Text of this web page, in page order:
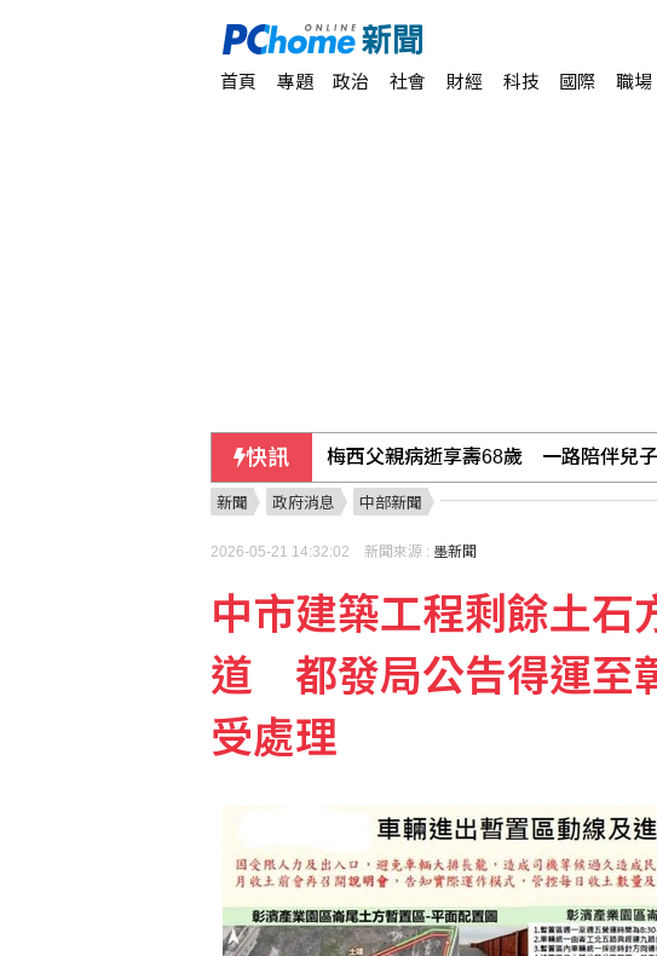
首頁 專題 政治 社會 財經 科技 國際 職場
快訊 梅西父親病逝享壽68歲 一路陪伴兒
新聞 政府消息 中部新聞
2026-05-21 14:32:02 新聞來源 : 墨新聞
中市建築工程剩餘土石
道 都發局公告得運至
受處理